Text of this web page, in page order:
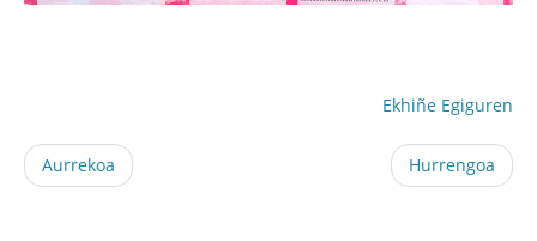
Ekhiñe Egiguren
Aurrekoa Hurrengoa